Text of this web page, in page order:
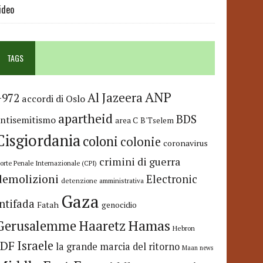
TAGS
accordi di OsloAl JazeeraANP
apartheid area C B'Tselem BDS
coloni colonie coronavirus
Penale Internazionale (CPI) crimini di guerra
detenzione amministrativa Electronic
Fatah Gaza genocidio
HaaretzHamas Hebron
Israele la grande marcia del ritorno Maan news